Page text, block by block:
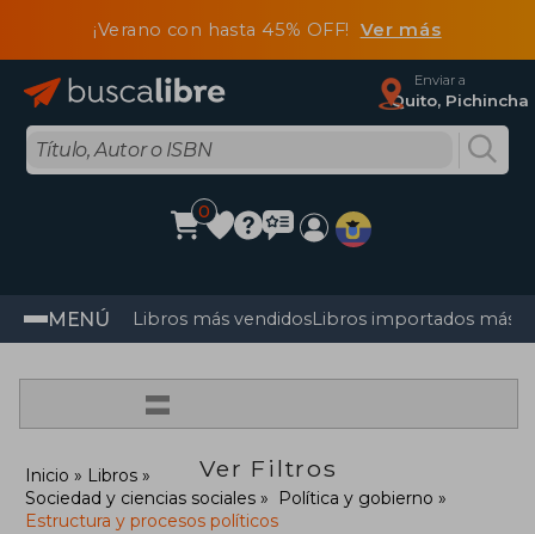
¡Verano con hasta 45% OFF! Ver más
Enviar a
Quito, Pichincha
0
MENÚ Libros más vendidosLibros importados más
=
Ver Filtros
Inicio
Libros
Sociedad y ciencias sociales
Política y gobierno
Estructura y procesos políticos